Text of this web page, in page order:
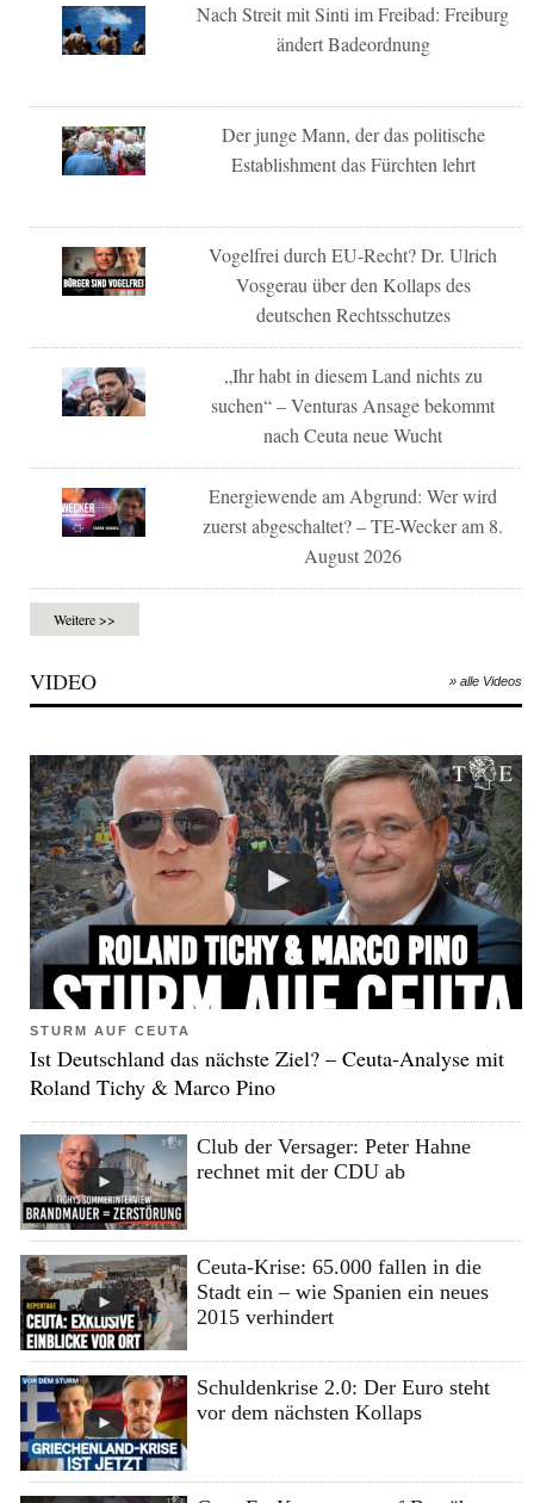
Nach Streit mit Sinti im Freibad: Freiburg
ändert Badeordnung
Der junge Mann, der das politische
Establishment das Fürchten lehrt
Vogelfrei durch EU-Recht? Dr. Ulrich
Vosgerau über den Kollaps des
deutschen Rechtsschutzes
„Ihr habt in diesem Land nichts zu
suchen“ – Venturas Ansage bekommt
nach Ceuta neue Wucht
Energiewende am Abgrund: Wer wird
zuerst abgeschaltet? – TE-Wecker am 8.
August 2026
Weitere >>
VIDEO » alle Videos
STURM AUF CEUTA
Ist Deutschland das nächste Ziel? – Ceuta-Analyse mit
Roland Tichy & Marco Pino
Club der Versager: Peter Hahne
rechnet mit der CDU ab
Ceuta-Krise: 65.000 fallen in die
Stadt ein – wie Spanien ein neues
2015 verhindert
Schuldenkrise 2.0: Der Euro steht
vor dem nächsten Kollaps